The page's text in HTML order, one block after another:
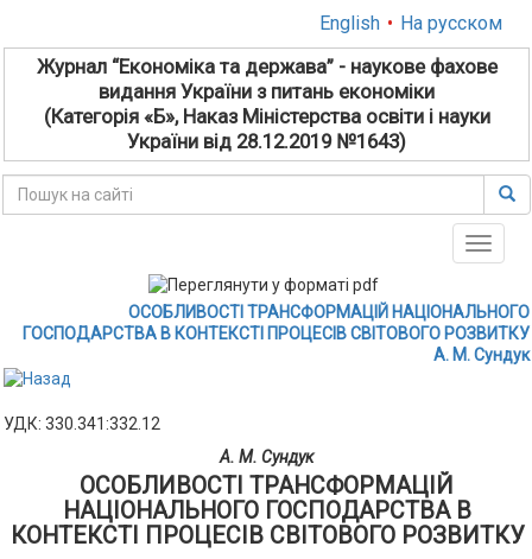
English • На русском
Журнал “Економіка та держава” - наукове фахове
видання України з питань економіки
(Категорія «Б», Наказ Міністерства освіти і науки
України від 28.12.2019 №1643)
Toggle
ОСОБЛИВОСТІ ТРАНСФОРМАЦІЙ НАЦІОНАЛЬНОГО
ГОСПОДАРСТВА В КОНТЕКСТІ ПРОЦЕСІВ СВІТОВОГО РОЗВИТКУ
А. М. Сундук
УДК: 330.341:332.12
А. М. Сундук
ОСОБЛИВОСТІ ТРАНСФОРМАЦІЙ
НАЦІОНАЛЬНОГО ГОСПОДАРСТВА В
КОНТЕКСТІ ПРОЦЕСІВ СВІТОВОГО РОЗВИТКУ